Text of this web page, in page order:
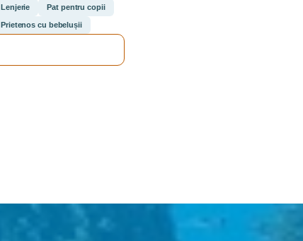
Lenjerie Pat pentru copii
Prietenos cu bebelușii